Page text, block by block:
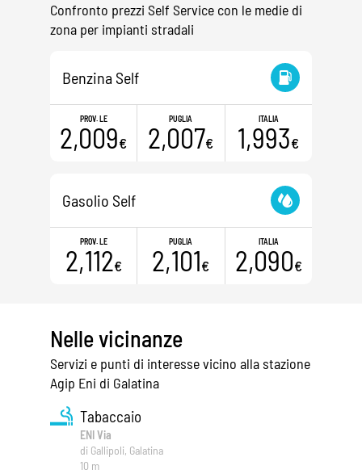
Confronto prezzi Self Service con le medie di
zona per impianti stradali
Benzina Self
PROV. LE
2,009€
PUGLIA
2,007€
ITALIA
1,993€
Gasolio Self
PROV. LE
2,112€
PUGLIA
2,101€
ITALIA
2,090€
Nelle vicinanze
Servizi e punti di interesse vicino alla stazione
Agip Eni di Galatina
Tabaccaio
ENI Via
di Gallipoli, Galatina
10 m